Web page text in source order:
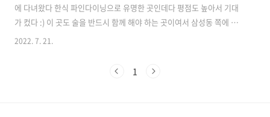
에 다녀왔다 한식 파인다이닝으로 유명한 곳인데다 평점도 높아서 기대
가 컸다 :) 이 곳도 술을 반드시 함께 해야 하는 곳이여서 삼성동 쪽에 호
텔을 잡고 차는 가져가지 않았다 😆 (작정을 하고 갔다 ㅋㅋㅋㅋ) 🔍 위치
map.naver.com ⏰ 영업시간 월~토 / 17:30 ~ 22:00 예약은 17:30 /
2022. 7. 21.
1